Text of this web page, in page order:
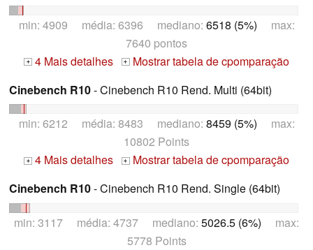
min: 4909 média: 6396 mediano: 6518 (5%) max:
7640 pontos
+ 4 Mais detalhes + Mostrar tabela de cpomparação
Cinebench R10- Cinebench R10 Rend. Multi (64bit)
min: 6212 média: 8483 mediano: 8459 (5%) max:
10802 Points
+ 4 Mais detalhes + Mostrar tabela de cpomparação
Cinebench R10- Cinebench R10 Rend. Single (64bit)
min: 3117 média: 4737 mediano: 5026.5 (6%) max:
5778 Points